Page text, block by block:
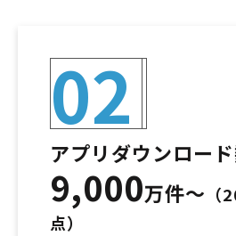
02
アプリダウンロー
9,000万件～
点）